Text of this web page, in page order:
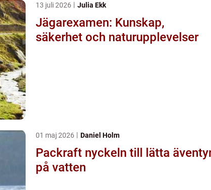
13 juli 2026 Julia Ekk
Jägarexamen: Kunskap,
säkerhet och naturupplevelser
01 maj 2026 Daniel Holm
Packraft nyckeln till lätta äventyr
på vatten